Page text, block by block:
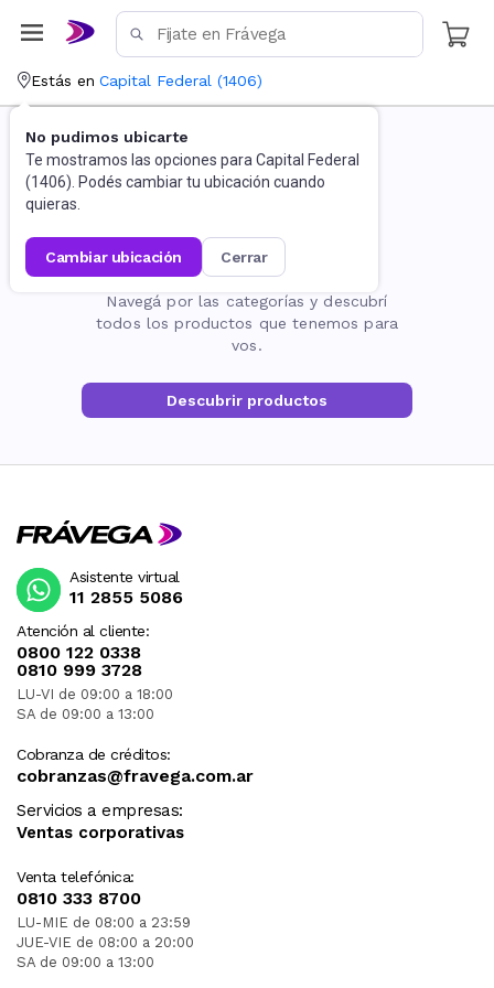
Estás en Capital Federal (1406)
No pudimos ubicarte
Te mostramos las opciones para Capital Federal
(1406). Podés cambiar tu ubicación cuando
quieras.
cambiar ubicación cerrar
La página no existe
Navegá por las categorías y descubrí
todos los productos que tenemos para
vos.
Descubrir productos
Atención al cliente:
0800 122 0338
0810 999 3728
LU-VI de 09:00 a 18:00
SA de 09:00 a 13:00
Cobranza de créditos:
cobranzas@fravega.com.ar
Servicios a empresas:
Ventas corporativas
Venta telefónica:
0810 333 8700
LU-MIE de 08:00 a 23:59
JUE-VIE de 08:00 a 20:00
SA de 09:00 a 13:00
Asistente virtual
11 2855 5086